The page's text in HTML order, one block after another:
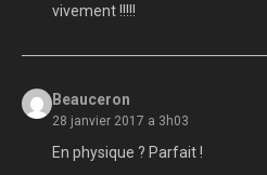
vivement !!!!!
Beauceron
28 janvier 2017 a 3h03
En physique ? Parfait !